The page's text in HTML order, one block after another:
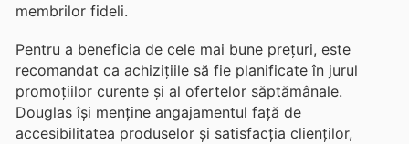
membrilor fideli.
Pentru a beneficia de cele mai bune prețuri, este
recomandat ca achizițiile să fie planificate în jurul
promoțiilor curente și al ofertelor săptămânale.
Douglas își menține angajamentul față de
accesibilitatea produselor și satisfacția clienților,